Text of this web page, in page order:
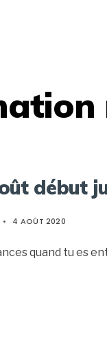
début
• 4 AOÛT 2020
quand tu es